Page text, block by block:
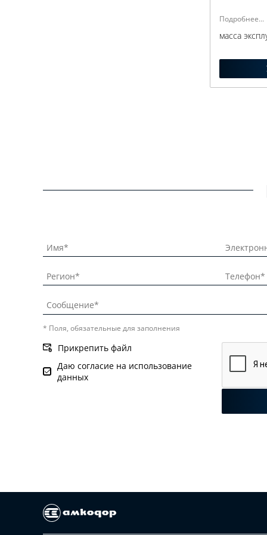
Подробнее...
масса
* Поля, обязательные для заполнения
Прикрепить файл
Даю согласие на использование
данных